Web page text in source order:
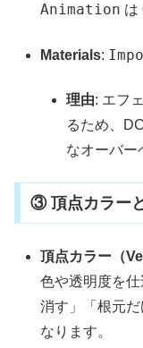
Animation は
Materials:
理由: エフ
るため、
なオーバー
③ 頂点カラー
頂点カラー（
色や透明度を
消す」「根元
なります。